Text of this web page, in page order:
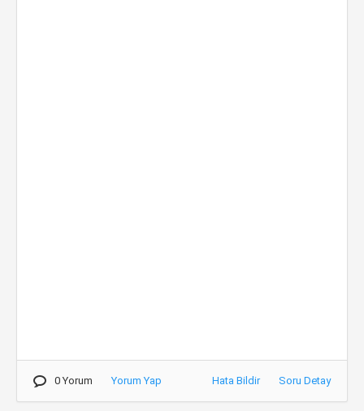
0 Yorum Yorum Yap Hata Bildir Soru Detay